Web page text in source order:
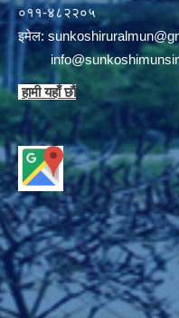
०११-४८२२०५
इमेल:
हामी यहाँ छाै‌ं